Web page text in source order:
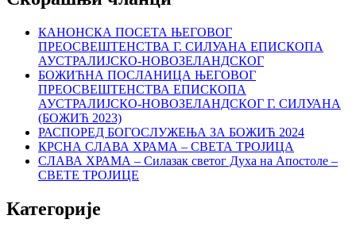
КАНОНСКА ПОСЕТА ЊЕГОВОГ
ПРЕОСВЕШТЕНСТВА Г. СИЛУАНА ЕПИСКОПА
АУСТРАЛИЈСКО-НОВОЗЕЛАНДСКОГ
БОЖИЋНА ПОСЛАНИЦА ЊЕГОВОГ
ПРЕОСВЕШТЕНСТВА ЕПИСКОПА
АУСТРАЛИЈСКО-НОВОЗЕЛАНДСКОГ Г. СИЛУАНА
(БОЖИЋ 2023)
РАСПОРЕД БОГОСЛУЖЕЊА ЗА БОЖИЋ 2024
КРСНА СЛАВА ХРАМА – СВЕТА ТРОЈИЦА
СЛАВА ХРАМА – Силазак светог Духа на Апостоле –
СВЕТЕ ТРОЈИЦЕ
Категорије